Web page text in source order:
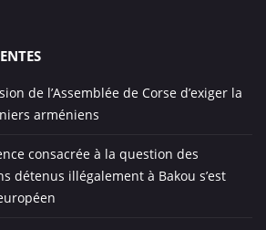
de l’Assemblée de Corse d’exiger la
arméniens
consacrée à la question des
détenus illégalement à Bakou s’est